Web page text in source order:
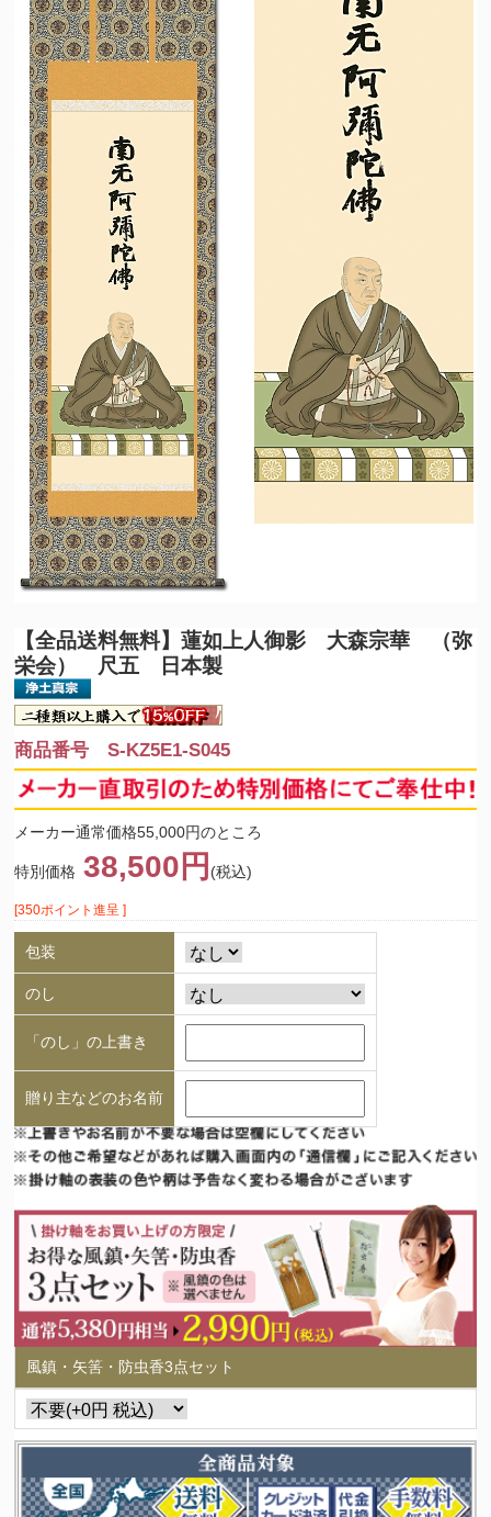
【全品送料無料】蓮如上人御影 大森宗華 （弥
栄会） 尺五 日本製
商品番号 S-KZ5E1-S045
メーカー通常価格55,000円のところ
特別価格 38,500円 (税込)
[350ポイント進呈 ]
包装
のし
「のし」の上書き
贈り主などのお名前
風鎮・矢筈・防虫香3点セット